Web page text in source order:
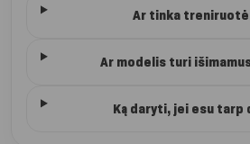
Ar tinka
Ar modelis turi
Ką daryti, jei esu tarp